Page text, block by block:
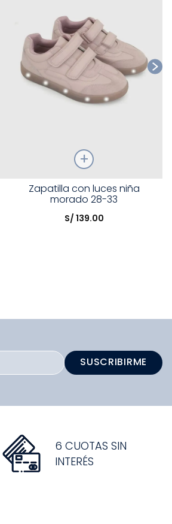
Elige una opción
Zapatilla con luces niña
morado 28-33
S/ 139.00
SUSCRIBIRME
6 CUOTAS SIN
INTERÉS